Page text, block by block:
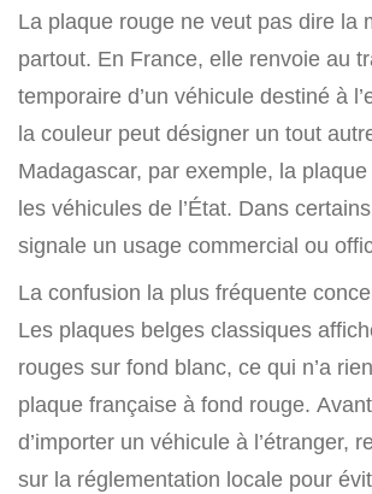
La plaque rouge ne veut pas dire la
partout. En France, elle renvoie au
temporaire d’un véhicule destiné à
la couleur peut désigner un tout
Madagascar, par exemple, la
les véhicules de l’État. Dans
signale un usage commercial ou
La confusion la plus fréquente
Les plaques belges classiques
rouges sur fond blanc, ce qui n’a
plaque française à fond rouge.
d’importer un véhicule à l’étranger,
sur la réglementation locale pour